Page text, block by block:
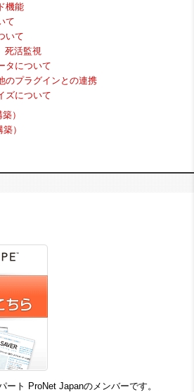
機能
て
いて
死活監視
タについて
のプラグインとの連携
ズについて
）
）
ート ProNet Japanのメンバーです。